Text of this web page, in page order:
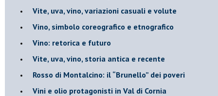
Vite, uva, vino, variazioni casuali e volute
Vino, simbolo coreografico e etnografico
​Vino: retorica e futuro
​Vite, uva, vino, storia antica e recente
​Rosso di Montalcino: il “Brunello” dei poveri
Vini e olio protagonisti in Val di Cornia